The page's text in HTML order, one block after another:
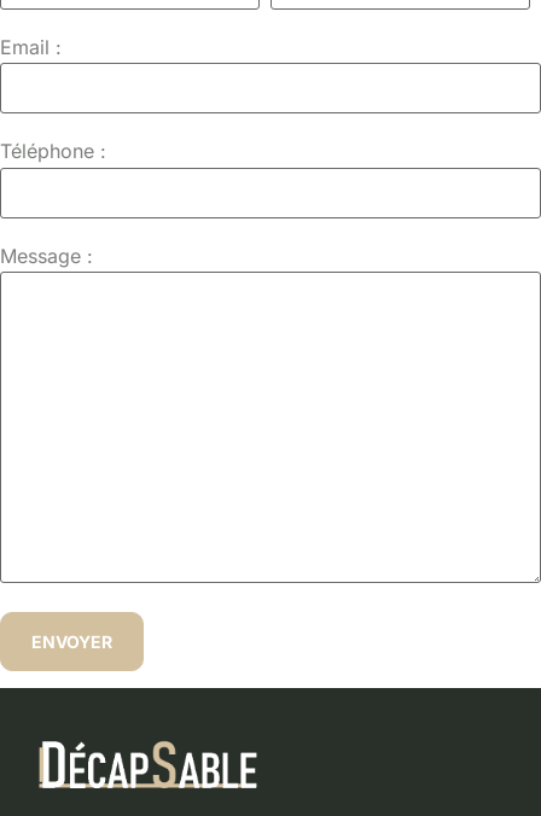
Email :
Téléphone :
Message :